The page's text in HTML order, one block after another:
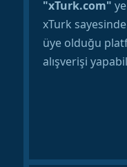
"xTurk.com"
xTurk
üye olduğu
alışverişi